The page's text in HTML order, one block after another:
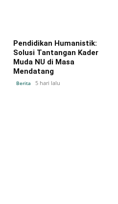
Pendidikan Humanistik:
Solusi Tantangan Kader
Muda NU di Masa
Mendatang
Berita 5 hari lalu